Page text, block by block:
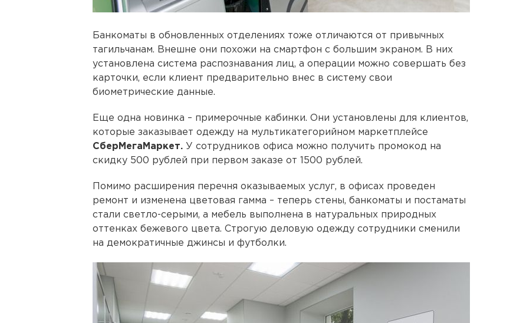
Банкоматы в обновленных отделениях тоже отличаются от привычных
тагильчанам. Внешне они похожи на смартфон с большим экраном. В них
установлена система распознавания лиц, а операции можно совершать без
карточки, если клиент предварительно внес в систему свои
биометрические данные.
Еще одна новинка – примерочные кабинки. Они установлены для клиентов,
которые заказывает одежду на мультикатегорийном маркетплейсе
СберМегаМаркет. У сотрудников офиса можно получить промокод на
скидку 500 рублей при первом заказе от 1500 рублей.
Помимо расширения перечня оказываемых услуг, в офисах проведен
ремонт и изменена цветовая гамма – теперь стены, банкоматы и постаматы
стали светло-серыми, а мебель выполнена в натуральных природных
оттенках бежевого цвета. Строгую деловую одежду сотрудники сменили
на демократичные джинсы и футболки.